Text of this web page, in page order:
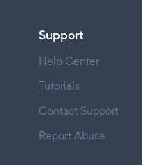
Support
Help Center
Tutorials
Contact Support
Report Abuse